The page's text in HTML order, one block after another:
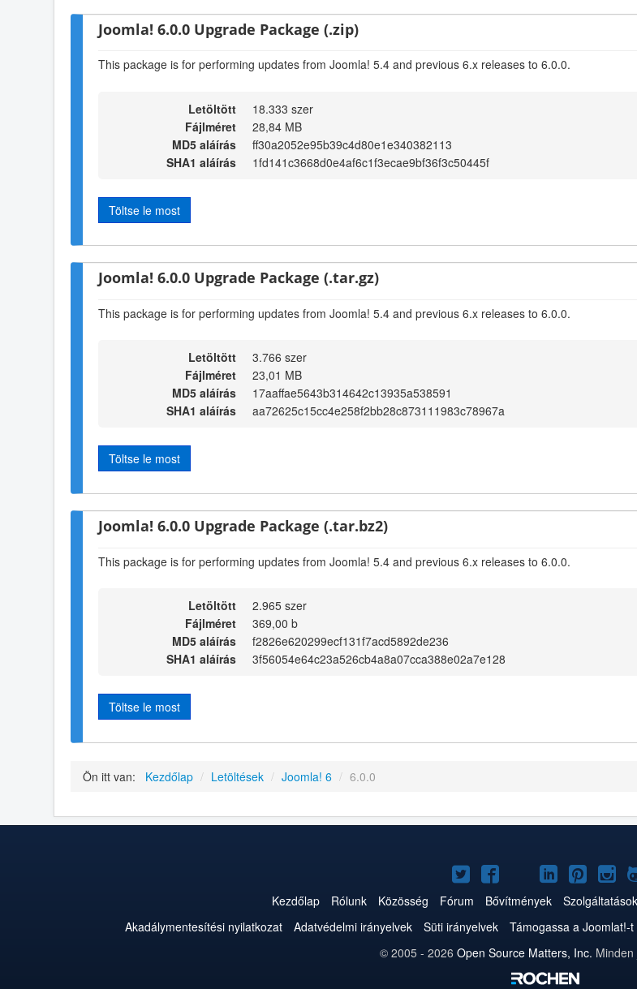
Joomla! 6.0.0 Upgrade Package (.zip)
This package is for performing updates from Joomla! 5.4 and previous 6.x releases to 6.0.0.
Letöltött
18.333 szer
Fájlméret
28,84 MB
MD5 aláírás
ff30a2052e95b39c4d80e1e340382113
SHA1 aláírás
1fd141c3668d0e4af6c1f3ecae9bf36f3c50445f
Töltse le most
Joomla! 6.0.0 Upgrade Package (.tar.gz)
This package is for performing updates from Joomla! 5.4 and previous 6.x releases to 6.0.0.
Letöltött
3.766 szer
Fájlméret
23,01 MB
MD5 aláírás
17aaffae5643b314642c13935a538591
SHA1 aláírás
aa72625c15cc4e258f2bb28c873111983c78967a
Töltse le most
Joomla! 6.0.0 Upgrade Package (.tar.bz2)
This package is for performing updates from Joomla! 5.4 and previous 6.x releases to 6.0.0.
Letöltött
2.965 szer
Fájlméret
369,00 b
MD5 aláírás
f2826e620299ecf131f7acd5892de236
SHA1 aláírás
3f56054e64c23a526cb4a8a07cca388e02a7e128
Töltse le most
Ön itt van: Kezdőlap / Letöltések / Joomla! 6 / 6.0.0
Joomla!
a
Twitteren
Joomla!
a
Facebookon
Joomla!
a
YouTube-
on
Joomla!
a
LinkedInen
a
az
Kezdőlap Rólunk Közösség Fórum Bővítmények Szolgáltatások
Akadálymentesítési nyilatkozat
Adatvédelmi irányelvek Süti irányelvek Támogassa a Joomlat!-
© 2005 - 2026 Open Source Matters, Inc.